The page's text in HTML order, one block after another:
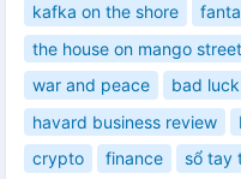
kafka on the shore
the house on mango street
war and peace
bad luck
havard business review
crypto
finance sổ tay